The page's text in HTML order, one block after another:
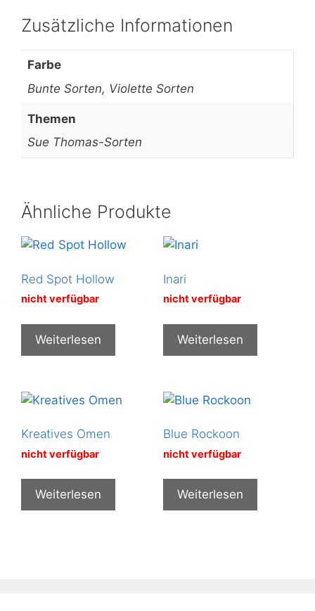
Zusätzliche Informationen
Farbe
Bunte Sorten, Violette Sorten
Themen
Sue Thomas-Sorten
Ähnliche Produkte
Red Spot Hollow
nicht verfügbar
Weiterlesen
Inari
nicht verfügbar
Weiterlesen
Kreatives Omen
nicht verfügbar
Weiterlesen
Blue Rockoon
nicht verfügbar
Weiterlesen